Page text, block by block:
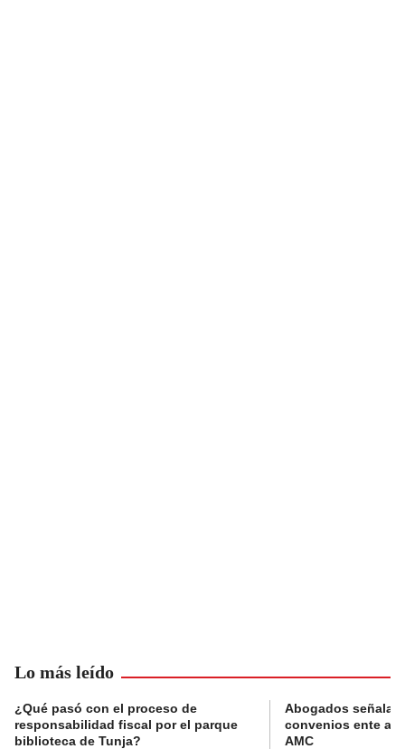
Lo más leído
¿Qué pasó con el proceso de
responsabilidad fiscal por el parque
biblioteca de Tunja?
Abogados
convenios ente
AMC